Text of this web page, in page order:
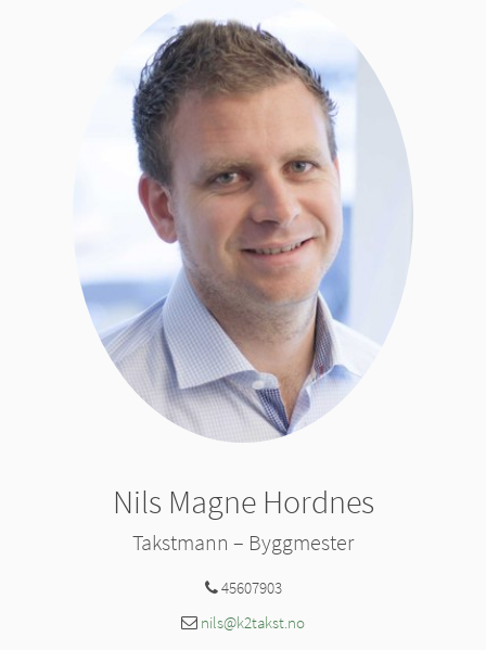
Nils Magne Hordnes
Takstmann – Byggmester
45607903
nils@k2takst.no